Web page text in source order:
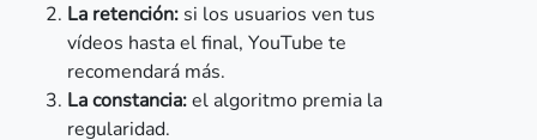
La retención: si los usuarios ven tus
vídeos hasta el final, YouTube te
recomendará más.
La constancia:el algoritmo premia la
regularidad.